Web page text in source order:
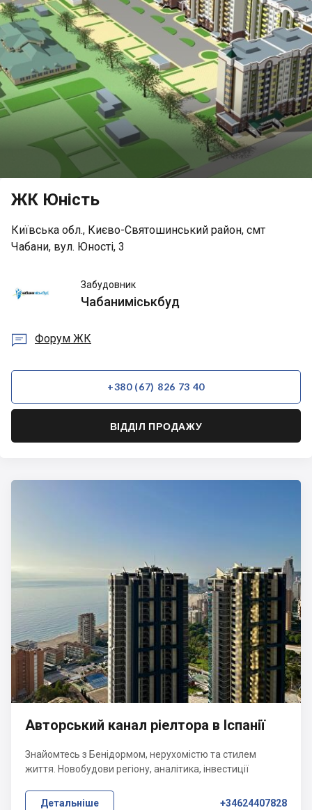
ЖК Юність
Київська обл., Києво-Святошинський район, смт
Чабани, вул. Юності, 3
ЧабаниміськбудЗабудовник
Чабаниміськбуд
 Форум ЖК
+380 (67) 826 73 40
ВІДДІЛ ПРОДАЖУ
Авторський канал ріелтора в Іспанії
Знайомтесь з Бенідормом, нерухомістю та стилем
життя. Новобудови регіону, аналітика, інвестиції
Детальніше +34624407828